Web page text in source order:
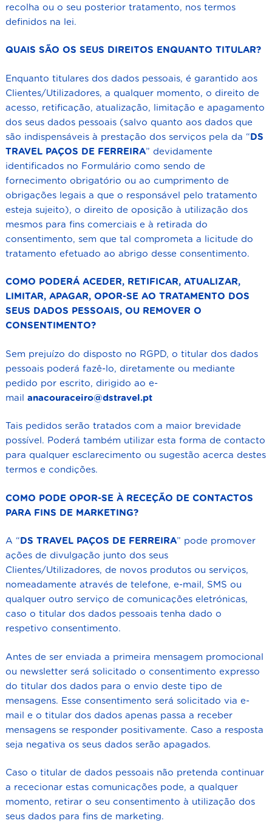
recolha ou o seu posterior tratamento, nos termos
definidos na lei.
QUAIS SÃO OS SEUS DIREITOS ENQUANTO TITULAR?
Enquanto titulares dos dados pessoais, é garantido aos
Clientes/Utilizadores, a qualquer momento, o direito de
acesso, retificação, atualização, limitação e apagamento
dos seus dados pessoais (salvo quanto aos dados que
são indispensáveis à prestação dos serviços pela da “ DS
TRAVEL PAÇOS DE FERREIRA” devidamente
identificados no Formulário como sendo de
fornecimento obrigatório ou ao cumprimento de
obrigações legais a que o responsável pelo tratamento
esteja sujeito), o direito de oposição à utilização dos
mesmos para fins comerciais e à retirada do
consentimento, sem que tal comprometa a licitude do
tratamento efetuado ao abrigo desse consentimento.
COMO PODERÁ ACEDER, RETIFICAR, ATUALIZAR,
LIMITAR, APAGAR, OPOR-SE AO TRATAMENTO DOS
SEUS DADOS PESSOAIS, OU REMOVER O
CONSENTIMENTO?
Sem prejuízo do disposto no RGPD, o titular dos dados
pessoais poderá fazê-lo, diretamente ou mediante
pedido por escrito, dirigido ao e-
mail anacouraceiro@dstravel.pt
Tais pedidos serão tratados com a maior brevidade
possível. Poderá também utilizar esta forma de contacto
para qualquer esclarecimento ou sugestão acerca destes
termos e condições.
COMO PODE OPOR-SE À RECEÇÃO DE CONTACTOS
PARA FINS DE MARKETING?
A “DS TRAVEL PAÇOS DE FERREIRA” pode promover
ações de divulgação junto dos seus
Clientes/Utilizadores, de novos produtos ou serviços,
nomeadamente através de telefone, e-mail, SMS ou
qualquer outro serviço de comunicações eletrónicas,
caso o titular dos dados pessoais tenha dado o
respetivo consentimento.
Antes de ser enviada a primeira mensagem promocional
ou newsletter será solicitado o consentimento expresso
do titular dos dados para o envio deste tipo de
mensagens. Esse consentimento será solicitado via e-
mail e o titular dos dados apenas passa a receber
mensagens se responder positivamente. Caso a resposta
seja negativa os seus dados serão apagados.
Caso o titular de dados pessoais não pretenda continuar
a rececionar estas comunicações pode, a qualquer
momento, retirar o seu consentimento à utilização dos
seus dados para fins de marketing.